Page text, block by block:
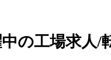
の工場求人/